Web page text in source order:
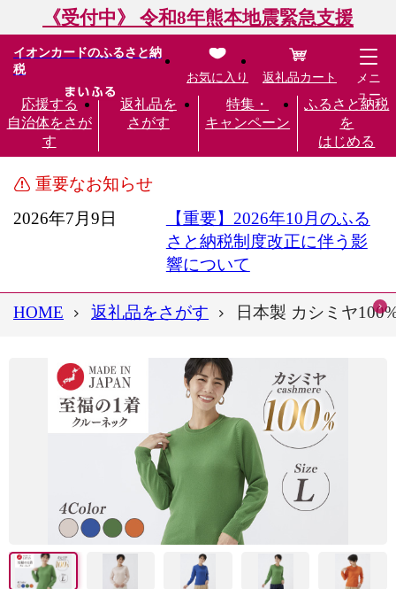
《受付中》 令和8年熊本地震緊急支援
イオンカードのふるさと納
税
応援する
自治体をさが
す
返礼品を
さがす
特集・
キャンペーン
ふるさと納税
を
はじめる
お気に入り 返礼品カート
メニ
ュー
重要なお知らせ
2026年7月9日
【重要】2026年10月のふる
さと納税制度改正に伴う影
響について
HOME 返礼品をさがす 日本製 カシミヤ